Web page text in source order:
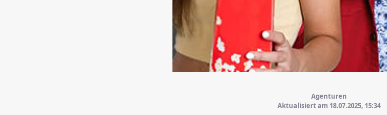
Agenturen
Aktualisiert am 18.07.2025, 15:34